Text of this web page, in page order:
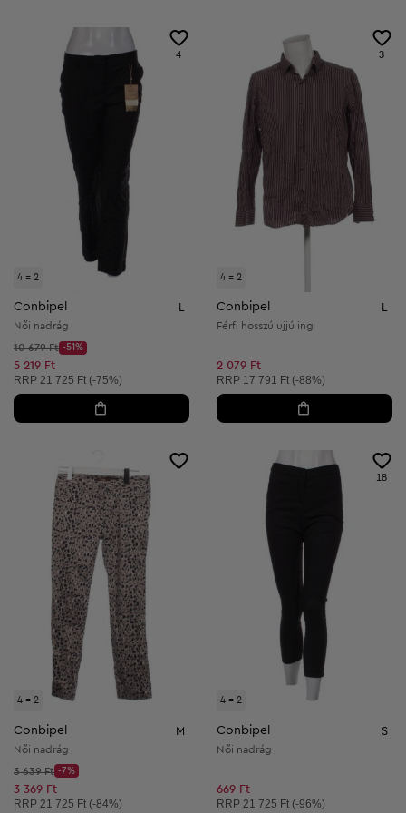
4 = 2
4
Conbipel
Női nadrág
Kezdő ár:
10 679 Ft
Discount Price:
-51%
Csökkentett ár:
5 219 Ft
Ajánlott ár:
RRP 21 725 Ft (-75%)
4 = 2
3
Conbipel
Férfi hosszú ujjú ing
2 079 Ft
Ajánlott ár:
RRP 17 791 Ft (-88%)
4 = 2
Conbipel M
Női nadrág
Kezdő ár:
3 639 Ft
Discount Price:
-7%
Csökkentett ár:
3 369 Ft
Ajánlott ár:
RRP 21 725 Ft (-84%)
4 = 2
18
Conbipel S
Női nadrág
669 Ft
Ajánlott ár:
RRP 21 725 Ft (-96%)